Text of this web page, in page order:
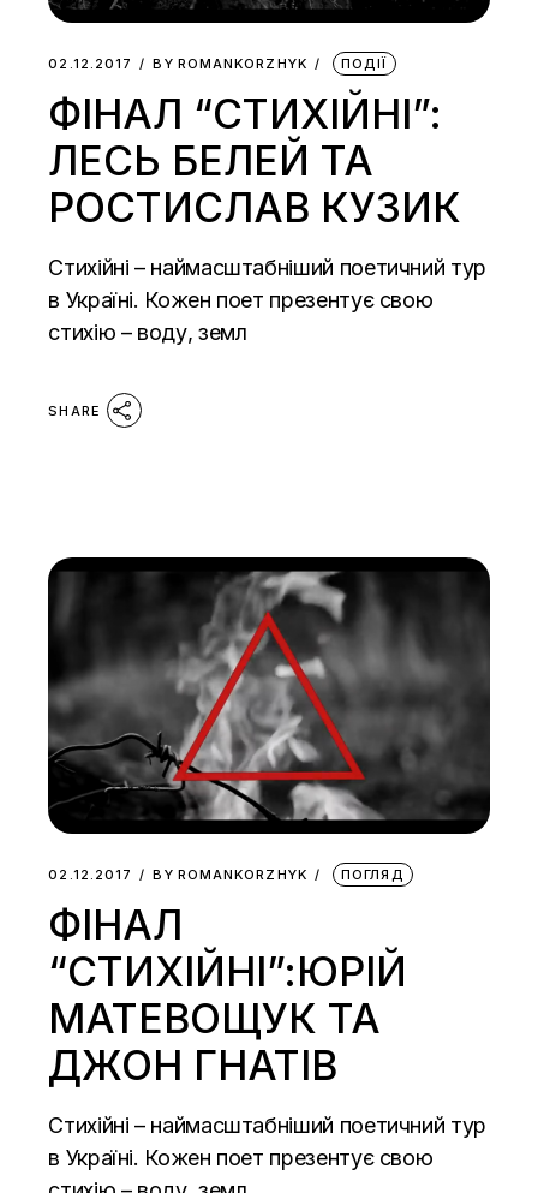
02.12.2017 BY ROMANKORZHYK ПОДІЇ
ФІНАЛ “СТИХІЙНІ”:
ЛЕСЬ БЕЛЕЙ ТА
РОСТИСЛАВ КУЗИК
Стихійні – наймасштабніший поетичний тур
в Україні. Кожен поет презентує свою
стихію – воду, земл
SHARE
02.12.2017 BY ROMANKORZHYK ПОГЛЯД
ФІНАЛ
“СТИХІЙНІ”:ЮРІЙ
МАТЕВОЩУК ТА
ДЖОН ГНАТІВ
Стихійні – наймасштабніший поетичний тур
в Україні. Кожен поет презентує свою